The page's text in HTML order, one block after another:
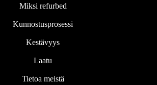
Miksi refurbed
Kunnostusprosessi
Kestävyys
Laatu
Tietoa meistä